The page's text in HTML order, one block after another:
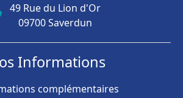
49 Rue du Lion d'Or
09700 Saverdun
Informations
complémentaires